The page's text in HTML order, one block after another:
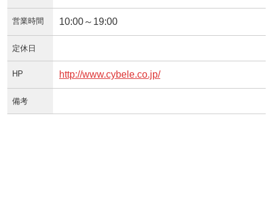
営業時間 10:00～19:00
定休日
HP http://www.cybele.co.jp/
備考